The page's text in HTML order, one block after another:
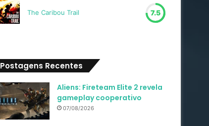
The Caribou Trail 7.5
Postagens Recentes
Aliens: Fireteam Elite 2 revela
gameplay cooperativo
07/08/2026